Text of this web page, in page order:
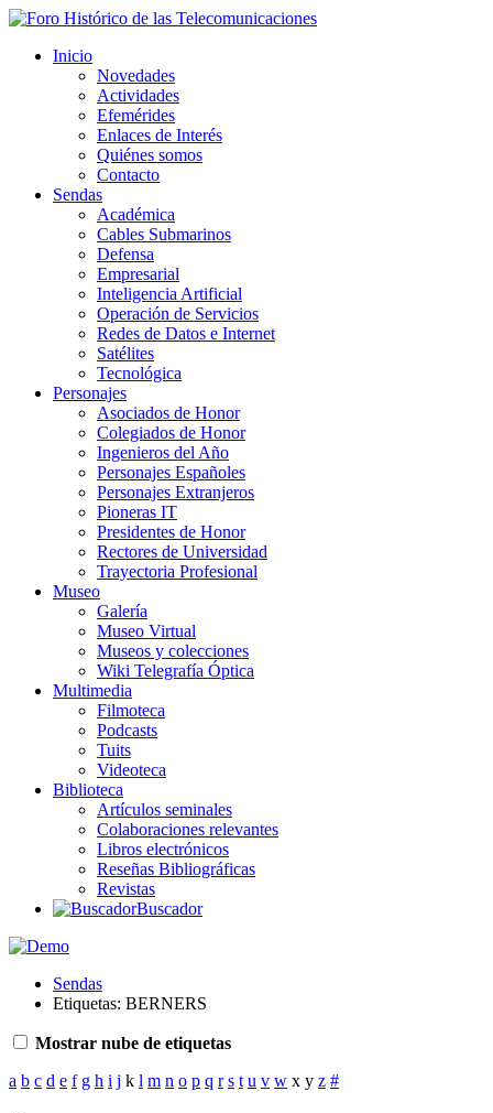
Inicio
Novedades
Actividades
Efemérides
Enlaces de Interés
Quiénes somos
Contacto
Sendas
Académica
Cables Submarinos
Defensa
Empresarial
Inteligencia Artificial
Operación de Servicios
Redes de Datos e Internet
Satélites
Tecnológica
Personajes
Asociados de Honor
Colegiados de Honor
Ingenieros del Año
Personajes Españoles
Personajes Extranjeros
Pioneras IT
Presidentes de Honor
Rectores de Universidad
Trayectoria Profesional
Museo
Galería
Museo Virtual
Museos y colecciones
Wiki Telegrafía Óptica
Multimedia
Filmoteca
Podcasts
Tuits
Videoteca
Biblioteca
Artículos seminales
Colaboraciones relevantes
Libros electrónicos
Reseñas Bibliográficas
Revistas
Buscador
Sendas
Etiquetas: BERNERS
Mostrar nube de etiquetas
a b c d e f g h i j k l m n o p q r s t u v w x y z #